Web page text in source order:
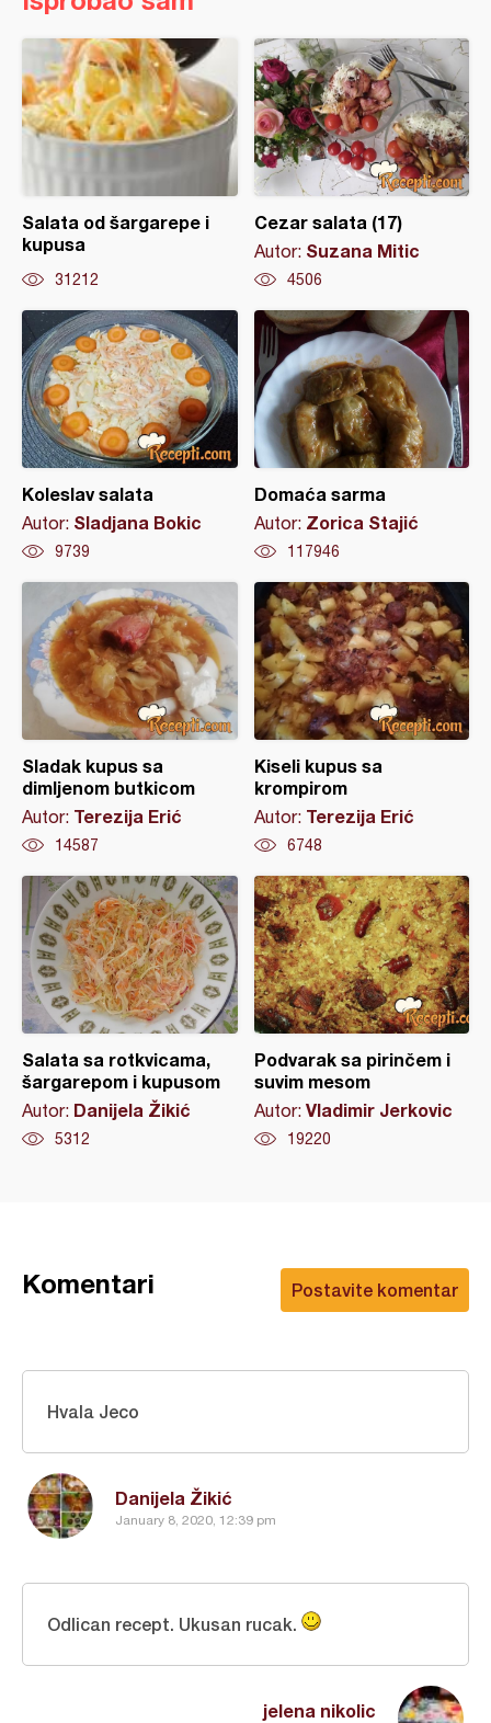
Salata od šargarepe i
kupusa
31212
Cezar salata (17)
Autor: Suzana Mitic
4506
Koleslav salata
Autor: Sladjana Bokic
9739
Domaća sarma
Autor: Zorica Stajić
117946
Sladak kupus sa
dimljenom butkicom
Autor: Terezija Erić
14587
Kiseli kupus sa
krompirom
Autor: Terezija Erić
6748
Salata sa rotkvicama,
šargarepom i kupusom
Autor: Danijela Žikić
5312
Podvarak sa pirinčem i
suvim mesom
Autor: Vladimir Jerkovic
19220
Postavite komentar
Komentari
Danijela Žikić
January 8, 2020, 12:39 pm
Hvala Jeco
jelena nikolic
Odlican recept. Ukusan rucak.